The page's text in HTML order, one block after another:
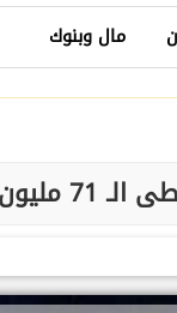
مال وبنوك
التذاكر